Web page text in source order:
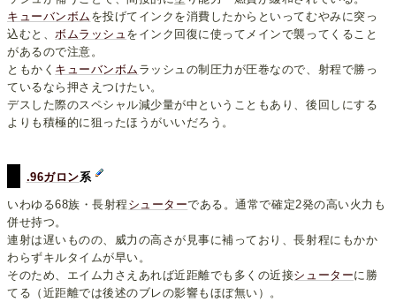
キューバンボム を投げてインクを消費したからといってむやみに突っ
込むと、 ボムラッシュ をインク回復に使ってメインで襲ってくること
があるので注意。
ともかく キューバンボム ラッシュの制圧力が圧巻なので、射程で勝っ
ているなら押さえつけたい。
デスした際のスペシャル減少量が中ということもあり、後回しにする
よりも積極的に狙ったほうがいいだろう。
.96ガロン系
いわゆる68族・長射程 シューターである。通常で確定2発の高い火力も
併せ持つ。
連射は遅いものの、威力の高さが見事に補っており、長射程にもかか
わらずキルタイムが早い。
そのため、エイム力さえあれば近距離でも多くの近接シューターに勝
てる（近距離では後述のブレの影響もほぼ無い）。